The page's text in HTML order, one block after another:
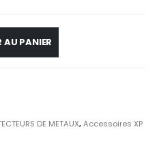
AU PANIER
DE METAUX,Accessoires XP